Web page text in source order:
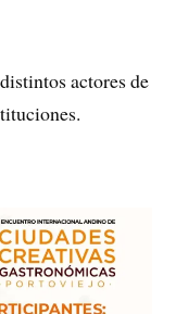
actores de